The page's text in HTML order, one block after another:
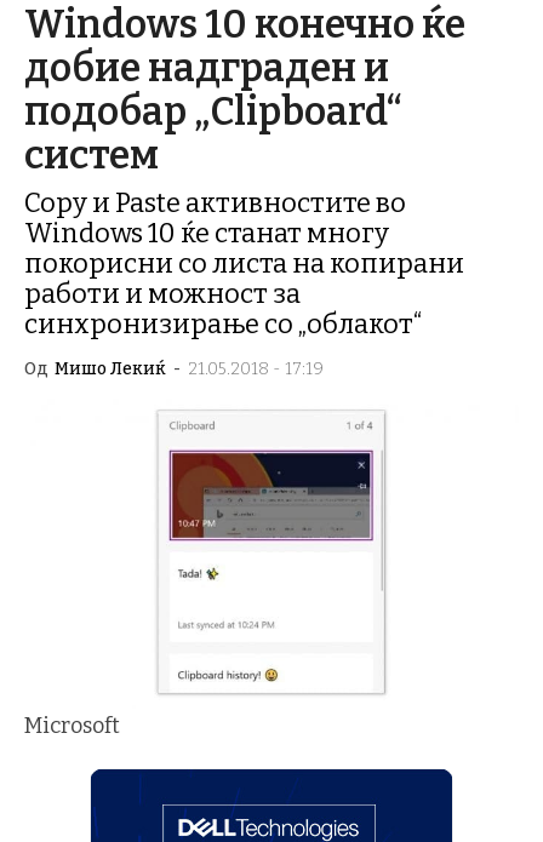
Windows 10 конечно ќе
добие надграден и
подобар „Clipboard“
систем
Copy и Paste активностите во
Windows 10 ќе станат многу
покорисни со листа на копирани
работи и можност за
синхронизирање со „облакот“
Од Мишо Лекиќ - 21.05.2018 - 17:19
Microsoft